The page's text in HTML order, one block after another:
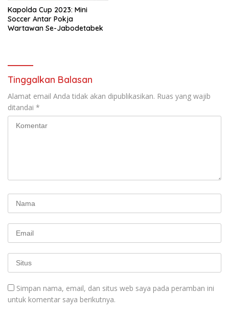
Kapolda Cup 2023: Mini
Soccer Antar Pokja
Wartawan Se-Jabodetabek
Tinggalkan Balasan
Alamat email Anda tidak akan dipublikasikan. Ruas yang wajib
ditandai *
Simpan nama, email, dan situs web saya pada peramban ini
untuk komentar saya berikutnya.